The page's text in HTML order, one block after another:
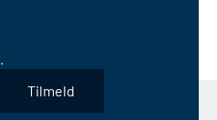
.
Tilmeld